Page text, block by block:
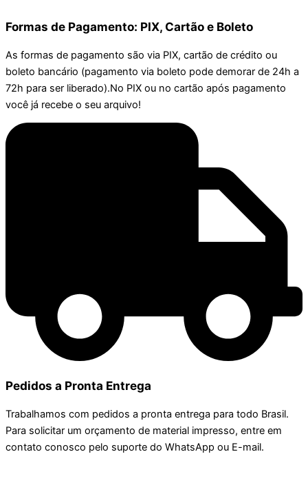
Formas de Pagamento: PIX, Cartão e Boleto
As formas de pagamento são via PIX, cartão de crédito ou
boleto bancário (pagamento via boleto pode demorar de 24h a
72h para ser liberado).No PIX ou no cartão após pagamento
você já recebe o seu arquivo!
Pedidos a Pronta Entrega
Trabalhamos com pedidos a pronta entrega para todo Brasil.
Para solicitar um orçamento de material impresso, entre em
contato conosco pelo suporte do WhatsApp ou E-mail.